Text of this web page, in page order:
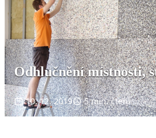
Odhlučnění místnosti,
10. 12. 2019 5 min. čtení